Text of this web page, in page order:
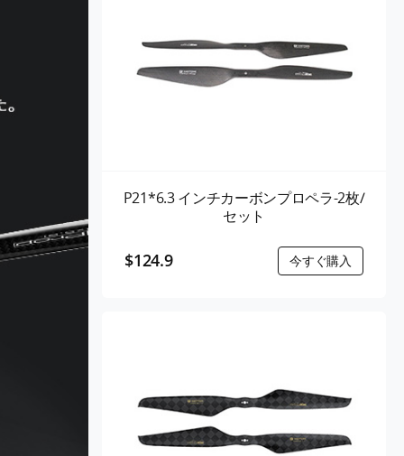
P21*6.3 インチカーボンプロペラ-2枚/
セット
$124.9